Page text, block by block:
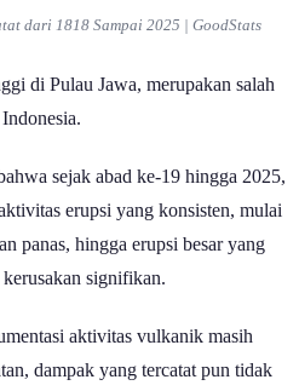
dari 1818 Sampai 2025 | GoodStats
di Pulau Jawa, merupakan salah
sejak abad ke-19 hingga 2025,
erupsi yang konsisten, mulai
panas, hingga erupsi besar yang
signifikan.
aktivitas vulkanik masih
dampak yang tercatat pun tidak